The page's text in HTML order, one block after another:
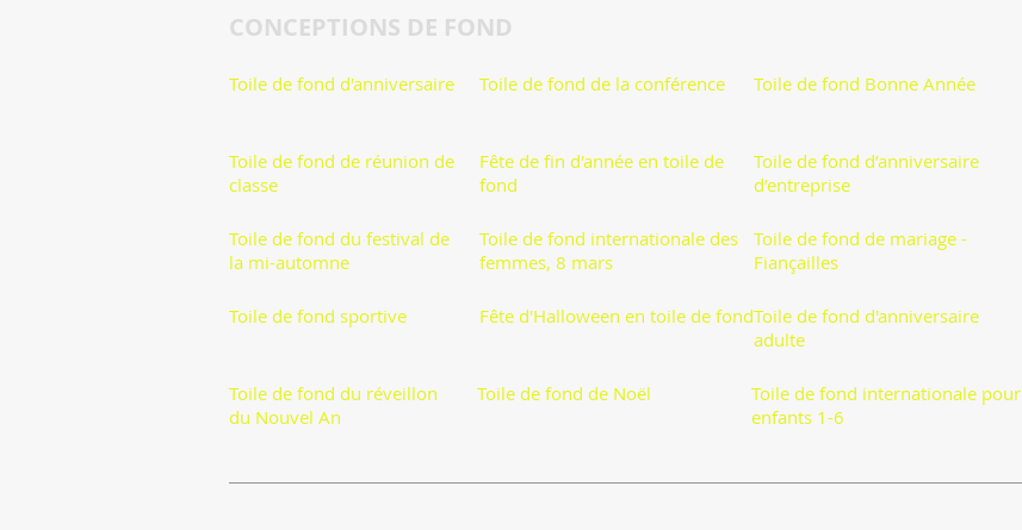
CONCEPTIONS DE FOND
Toile de fond d'anniversaire Toile de fond de la conférence Toile de fond Bonne Année
Toile de fond de réunion de
classe
Fête de fin d'année en toile de
fond
Toile de fond d’anniversaire
d’entreprise
Toile de fond du festival de
la mi-automne
Toile de fond internationale des
femmes, 8 mars
Toile de fond de mariage -
Fiançailles
Toile de fond sportive Fête d'Halloween en toile de fondToile de fond d'anniversaire
adulte
Toile de fond du réveillon
du Nouvel An
Toile de fond de Noël
Toile de fond internationale pour
enfants 1-6